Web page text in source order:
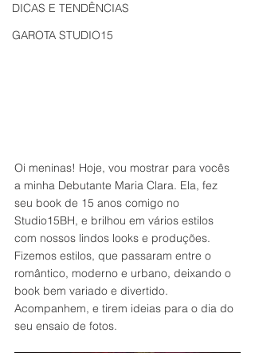
DICAS E TENDÊNCIAS
GAROTA STUDIO15
Oi meninas! Hoje, vou mostrar para vocês
a minha Debutante Maria Clara. Ela, fez
seu book de 15 anos comigo no
Studio15BH, e brilhou em vários estilos
com nossos lindos looks e produções.
Fizemos estilos, que passaram entre o
romântico, moderno e urbano, deixando o
book bem variado e divertido.
Acompanhem, e tirem ideias para o dia do
seu ensaio de fotos.